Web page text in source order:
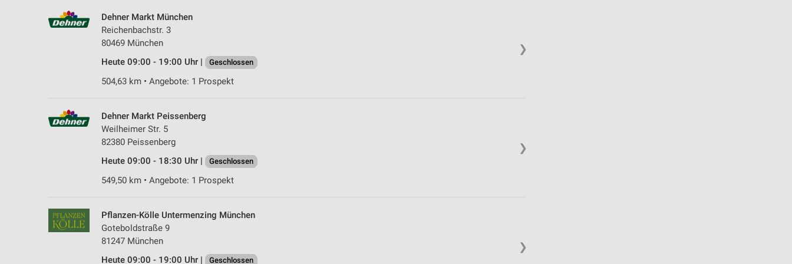
❯
Dehner Markt München
Reichenbachstr. 3
80469 München
Heute 09:00 - 19:00 Uhr |
Geschlossen
504,63 km • Angebote: 1 Prospekt
❯
Dehner Markt Peissenberg
Weilheimer Str. 5
82380 Peissenberg
Heute 09:00 - 18:30 Uhr |
Geschlossen
549,50 km • Angebote: 1 Prospekt
❯
Pflanzen-Kölle Untermenzing München
Goteboldstraße 9
81247 München
Heute 09:00 - 19:00 Uhr |
Geschlossen